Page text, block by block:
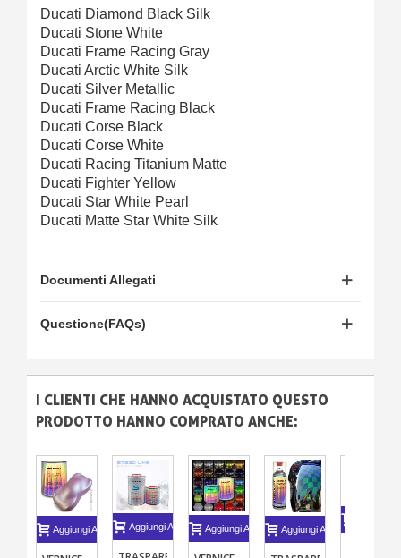
Ducati Diamond Black Silk
Ducati Stone White
Ducati Frame Racing Gray
Ducati Arctic White Silk
Ducati Silver Metallic
Ducati Frame Racing Black
Ducati Corse Black
Ducati Corse White
Ducati Racing Titanium Matte
Ducati Fighter Yellow
Ducati Star White Pearl
Ducati Matte Star White Silk
Documenti Allegati
Questione(FAQs)
I CLIENTI CHE HANNO ACQUISTATO QUESTO
PRODOTTO HANNO COMPRATO ANCHE:
Aggiungi Al CarrelloAggiungi Al CarrelloAggiungi Al CarrelloAggiungi Al Carrello